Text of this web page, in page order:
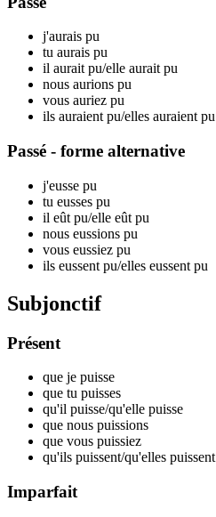
j'aurais pu
tu aurais pu
il aurait pu/elle aurait pu
nous aurions pu
vous auriez pu
ils auraient pu/elles auraient pu
Passé - forme alternative
j'eusse pu
tu eusses pu
il eût pu/elle eût pu
nous eussions pu
vous eussiez pu
ils eussent pu/elles eussent pu
Subjonctif
Présent
que je puisse
que tu puisses
qu'il puisse/qu'elle puisse
que nous puissions
que vous puissiez
qu'ils puissent/qu'elles puissent
Imparfait